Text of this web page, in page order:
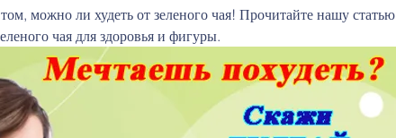
можно ли худеть от зеленого чая! Прочитайте нашу статью
чая для здоровья и фигуры.